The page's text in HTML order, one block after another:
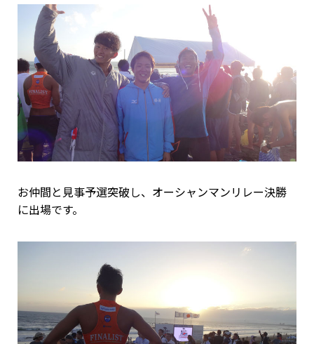
お仲間と見事予選突破し、オーシャンマンリレー決勝
に出場です。